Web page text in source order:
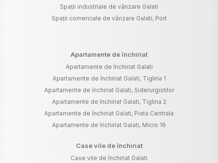
Spații industriale de vânzare Galati
Spații comerciale de vânzare Galati, Port
Apartamente de închiriat
Apartamente de închiriat Galati
Apartamente de închiriat Galati, Tiglina 1
Apartamente de închiriat Galati, Siderurgistilor
Apartamente de închiriat Galati, Tiglina 2
Apartamente de închiriat Galati, Piata Centrala
Apartamente de închiriat Galati, Micro 16
Case vile de închiriat
Case vile de închiriat Galati